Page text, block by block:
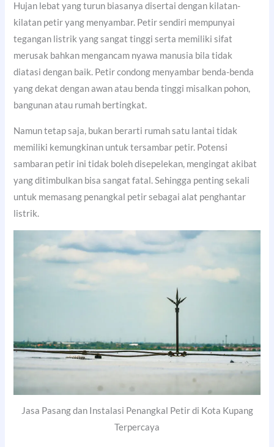
Hujan lebat yang turun biasanya disertai dengan kilatan-
kilatan petir yang menyambar. Petir sendiri mempunyai
tegangan listrik yang sangat tinggi serta memiliki sifat
merusak bahkan mengancam nyawa manusia bila tidak
diatasi dengan baik. Petir condong menyambar benda-benda
yang dekat dengan awan atau benda tinggi misalkan pohon,
bangunan atau rumah bertingkat.
Namun tetap saja, bukan berarti rumah satu lantai tidak
memiliki kemungkinan untuk tersambar petir. Potensi
sambaran petir ini tidak boleh disepelekan, mengingat akibat
yang ditimbulkan bisa sangat fatal. Sehingga penting sekali
untuk memasang penangkal petir sebagai alat penghantar
listrik.
Jasa Pasang dan Instalasi Penangkal Petir di Kota Kupang
Terpercaya